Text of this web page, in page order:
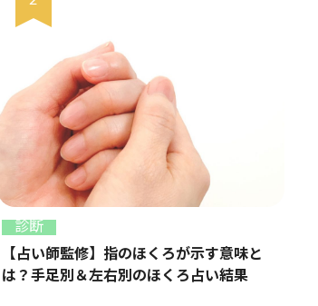
診断
【占い師監修】指のほくろが示す意味と
は？手足別＆左右別のほくろ占い結果